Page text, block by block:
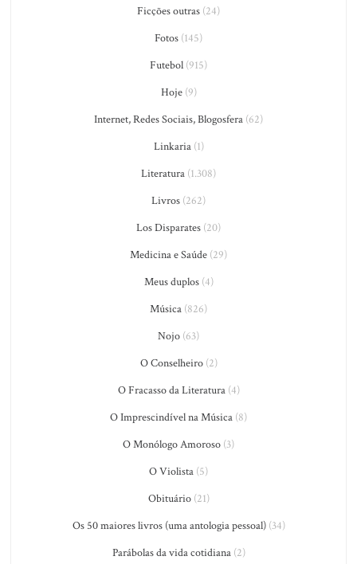
Ficções outras (24)
Fotos (145)
Futebol (915)
Hoje(9)
Internet, Redes Sociais, Blogosfera (62)
Linkaria(1)
Literatura (1.308)
Livros (262)
Los Disparates (20)
Medicina e Saúde (29)
Meus duplos(4)
Música (826)
Nojo (63)
O Conselheiro(2)
O Fracasso da Literatura(4)
O Imprescindível na Música (8)
O Monólogo Amoroso (3)
O Violista (5)
Obituário(21)
Os 50 maiores livros (uma antologia pessoal)(34)
Parábolas da vida cotidiana(2)